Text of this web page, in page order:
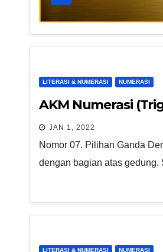
LITERASI & NUMERASI NUMERASI
AKM Numerasi
JAN 1, 2022
Nomor 07. Pilihan Ganda
dengan bagian atas
LITERASI & NUMERASI NUMERASI